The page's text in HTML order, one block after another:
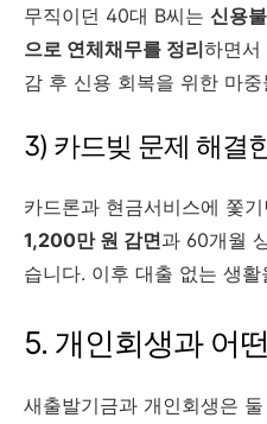
무직이던 40대 B씨는 신용
으로 연체채무를 정리하면서
감 후 신용 회복을 위한 마
3) 카드빚 문제 해결
카드론과 현금서비스에 쫓
1,200만 원 감면과 60개월
습니다. 이후 대출 없는 생
5. 개인회생과 어
새출발기금과 개인회생은